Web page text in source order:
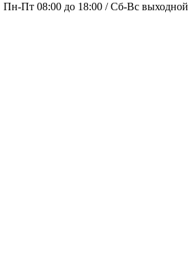
Пн-Пт 08:00 до 18:00 / Сб-Вс выходной